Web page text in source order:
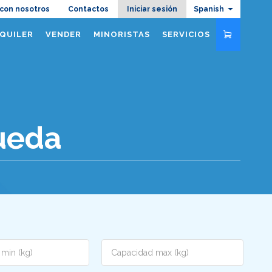
nosotros Contactos Iniciar sesión Spanish
VENDER MINORISTAS SERVICIOS